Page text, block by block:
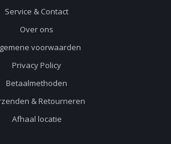
Service & Contact
Over ons
voorwaarden
Privacy Policy
Betaalmethoden
& Retourneren
Afhaal locatie